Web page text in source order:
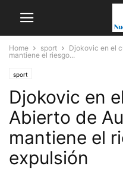
Home sport
Djokovic en el
mantiene el riesgo...
sport
Djokovic en
Abierto de
mantiene el
expulsión